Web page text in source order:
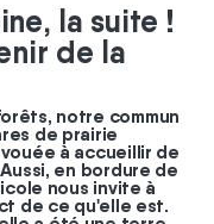
la suite !
de la
notre commun
de prairie
à accueillir de
en bordure de
nous invite à
de ce qu'elle est.